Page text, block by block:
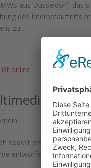
aus Düsseldorf, das
des Internetauftritts
zu...
ist
soweit erst einmal
entworfen und